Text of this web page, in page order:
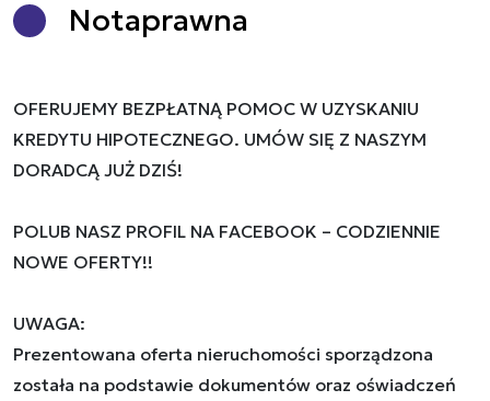
Notaprawna
OFERUJEMY BEZPŁATNĄ POMOC W UZYSKANIU
KREDYTU HIPOTECZNEGO. UMÓW SIĘ Z NASZYM
DORADCĄ JUŻ DZIŚ!
POLUB NASZ PROFIL NA FACEBOOK – CODZIENNIE
NOWE OFERTY!!
UWAGA:
Prezentowana oferta nieruchomości sporządzona
została na podstawie dokumentów oraz oświadczeń